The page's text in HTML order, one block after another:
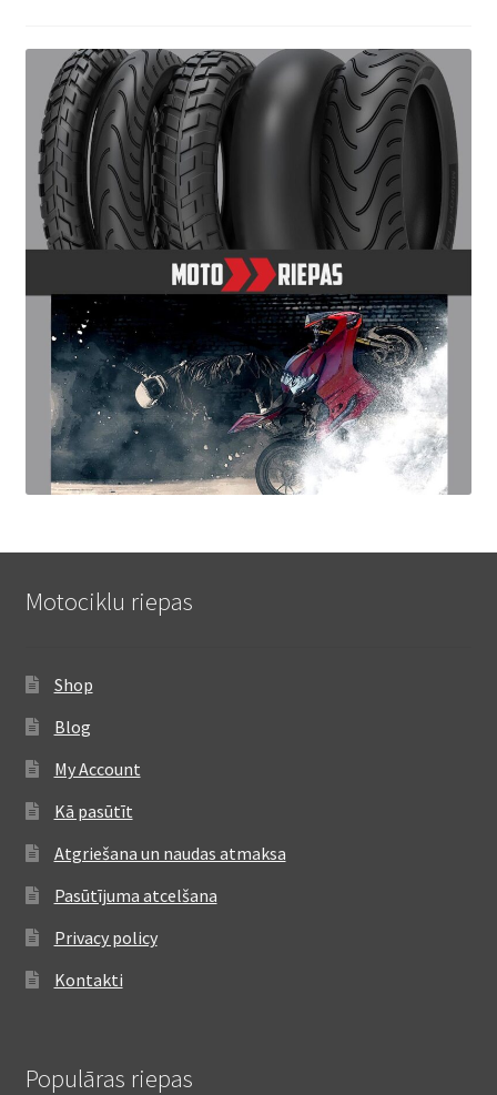
Motociklu riepas
Shop
Blog
My Account
Kā pasūtīt
Atgriešana un naudas atmaksa
Pasūtījuma atcelšana
Privacy policy
Kontakti
Populāras riepas